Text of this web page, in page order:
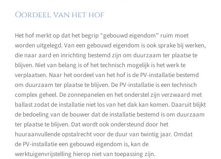
Oordeel van het hof
Het hof merkt op dat het begrip “gebouwd eigendom” ruim moet
worden uitgelegd. Van een gebouwd eigendom is ook sprake bij werken,
die naar aard en inrichting bestemd zijn om duurzaam ter plaatse te
blijven. Niet van belang is of het technisch mogelijk is het werk te
verplaatsen. Naar het oordeel van het hof is de PV-installatie bestemd
om duurzaam ter plaatse te blijven. De PV-installatie is een technisch
complex geheel. De zonnepanelen en het onderstel zijn verzwaard met
ballast zodat de installatie niet los van het dak kan komen. Daaruit blijkt
de bedoeling van de bouwer dat de installatie bestemd is om duurzaam
ter plaatse te blijven. Dat wordt ook ondersteund door het
huuraanvullende opstalrecht voor de duur van twintig jaar. Omdat
de PV-installatie een gebouwd eigendom is, kan de
werktuigenvrijstelling hierop niet van toepassing zijn.